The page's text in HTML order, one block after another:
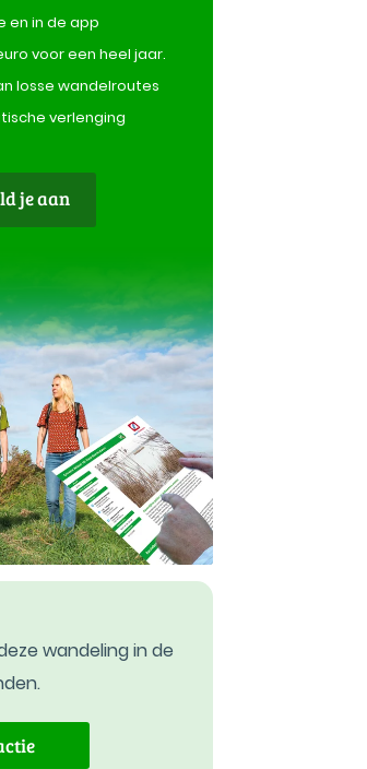
en in de app
voor een heel jaar.
losse wandelroutes
verlenging
je aan
wandeling in de